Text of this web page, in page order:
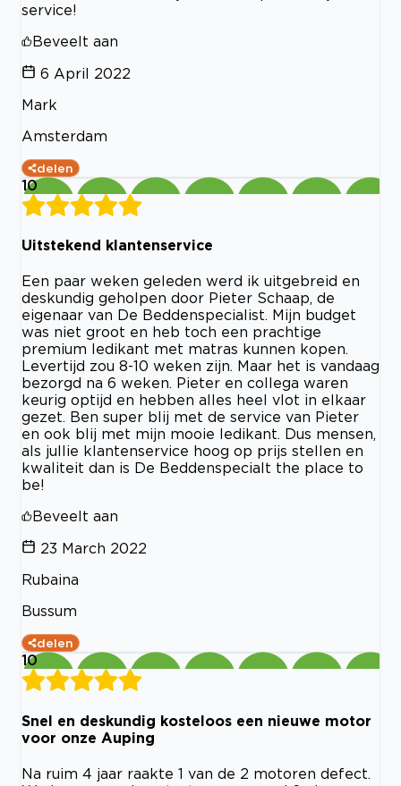
service!
Beveelt aan
6 April 2022
Mark
Amsterdam
delen
10
Uitstekend klantenservice
Een paar weken geleden werd ik uitgebreid en
deskundig geholpen door Pieter Schaap, de
eigenaar van De Beddenspecialist. Mijn budget
was niet groot en heb toch een prachtige
premium ledikant met matras kunnen kopen.
Levertijd zou 8-10 weken zijn. Maar het is vandaag
bezorgd na 6 weken. Pieter en collega waren
keurig optijd en hebben alles heel vlot in elkaar
gezet. Ben super blij met de service van Pieter
en ook blij met mijn mooie ledikant. Dus mensen,
als jullie klantenservice hoog op prijs stellen en
kwaliteit dan is De Beddenspecialt the place to
be!
Beveelt aan
23 March 2022
Rubaina
Bussum
delen
10
Snel en deskundig kosteloos een nieuwe motor
voor onze Auping
Na ruim 4 jaar raakte 1 van de 2 motoren defect.